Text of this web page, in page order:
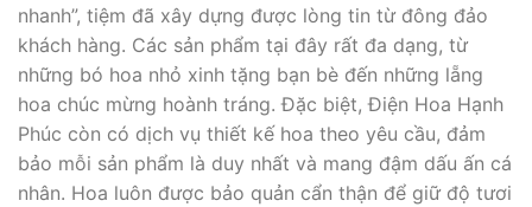
nhanh”, tiệm đã xây dựng được lòng tin từ đông đảo
khách hàng. Các sản phẩm tại đây rất đa dạng, từ
những bó hoa nhỏ xinh tặng bạn bè đến những lẵng
hoa chúc mừng hoành tráng. Đặc biệt, Điện Hoa Hạnh
Phúc còn có dịch vụ thiết kế hoa theo yêu cầu, đảm
bảo mỗi sản phẩm là duy nhất và mang đậm dấu ấn cá
nhân. Hoa luôn được bảo quản cẩn thận để giữ độ tươi